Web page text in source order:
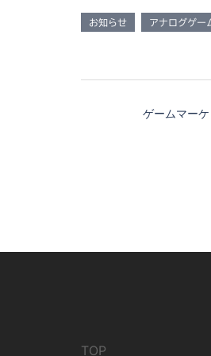
お知らせ アナログゲー
ョ
ゲームマー
TOP